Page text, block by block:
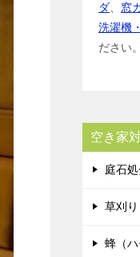
ダ
窓
洗濯機
ださい。
空き家
庭石
草刈
蜂（